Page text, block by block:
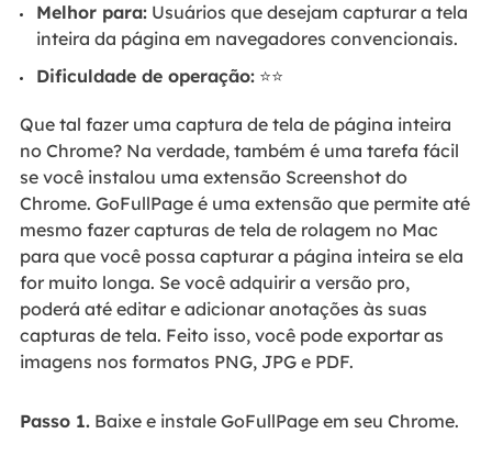
Melhor para:Usuários que desejam capturar a tela
inteira da página em navegadores convencionais.
Dificuldade de operação:⭐⭐
Que tal fazer uma captura de tela de página inteira
no Chrome? Na verdade, também é uma tarefa fácil
se você instalou uma extensão Screenshot do
Chrome. GoFullPage é uma extensão que permite até
mesmo fazer capturas de tela de rolagem no Mac
para que você possa capturar a página inteira se ela
for muito longa. Se você adquirir a versão pro,
poderá até editar e adicionar anotações às suas
capturas de tela. Feito isso, você pode exportar as
imagens nos formatos PNG, JPG e PDF.
Passo 1.Baixe e instale GoFullPage em seu Chrome.